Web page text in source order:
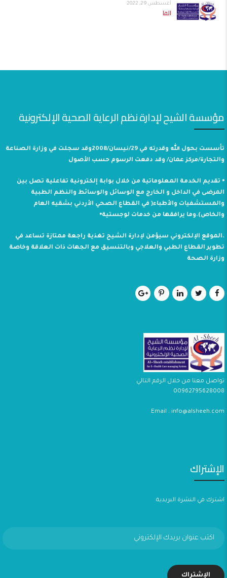
أغسطس 29, 2022
الفا
مؤسسة الشيح لإدارة نظم الرعاية الصحية الإلكترونية
تأسست بحول الله وقدرته في 29/نيسان/2008وقد سجلت في وزارة الصناعة
والتجارة/مركز عمان/ وقد دفعت الرسوم حسب الأصول
⦁ تقديم الخدمة المعلوماتية من خلال بوابة إلكترونية تفاعلية تصل بين
المرضى في الداخل و الخارج مع الوسائل والوسائط والنظم الطبية
والمستشفيات والأطباء( في القطاع الصحي الأردني بشقيه العام
والخاص).وما يرافقها من خدمات لوجستية⦁
.الموقع الإلكتروني سيؤمن لإدارة الشيح تغذية راجعة ممتازة تساعد في
تطوير القطاع الطبي والعلاجي وبالتنسيق مع الجهات ذات العلاقة وخاصة
وزارة الصحة
تواصل معنا من خلال الرقم التالي
00962795628008
Email : info@alsheeh.com
الإشتراك
اشترك في النشرة البريدية